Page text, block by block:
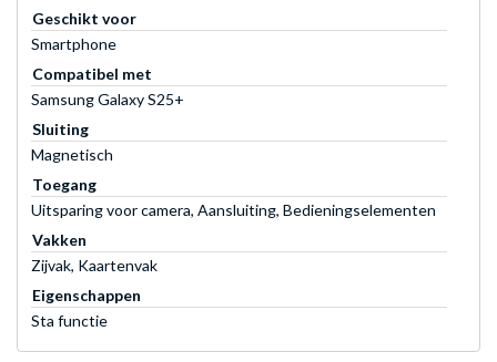
Geschikt voor
Smartphone
Compatibel met
Samsung Galaxy S25+
Sluiting
Magnetisch
Toegang
Uitsparing voor camera, Aansluiting, Bedieningselementen
Vakken
Zijvak, Kaartenvak
Eigenschappen
Sta functie